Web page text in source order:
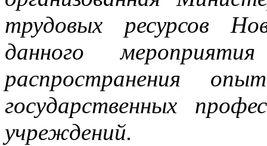
трудовых ресурсов
данного мероприятия
распространения
государственных
учреждений.